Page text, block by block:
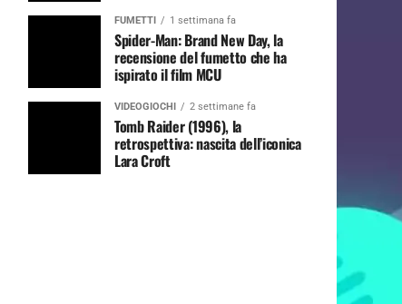
FUMETTI 1 settimana fa
Spider-Man: Brand New Day, la
recensione del fumetto che ha
ispirato il film MCU
VIDEOGIOCHI 2 settimane fa
Tomb Raider (1996), la
retrospettiva: nascita dell’iconica
Lara Croft